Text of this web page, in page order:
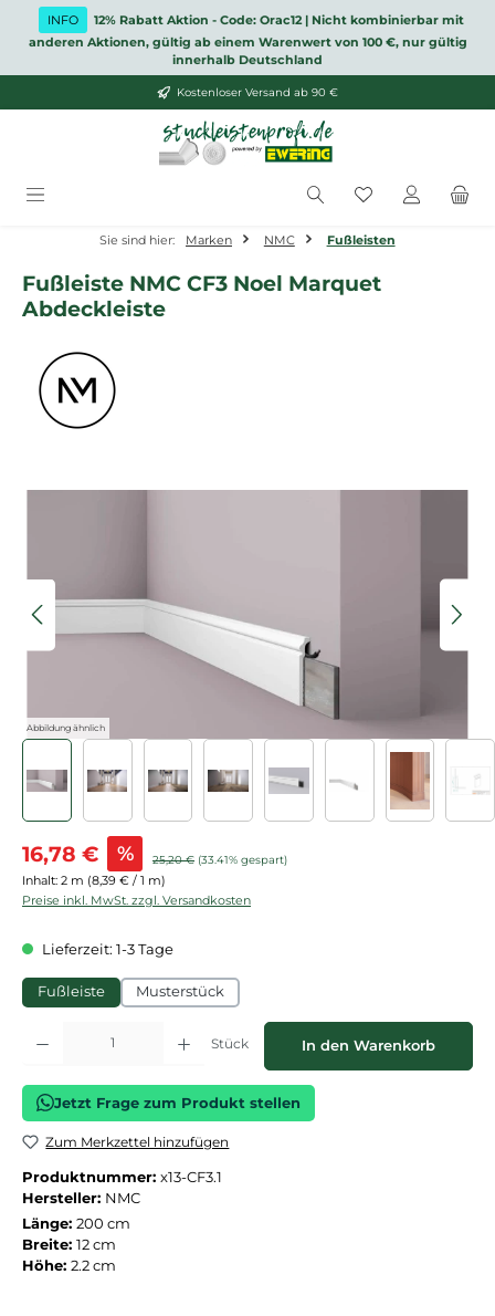
Zum Hauptinhalt springen
INFO
12% Rabatt Aktion - Code: Orac12 | Nicht kombinierbar mit
anderen Aktionen, gültig ab einem Warenwert von 100 €, nur gültig
innerhalb Deutschland
Kostenloser Versand ab 90 €
Du hast 0
Sie sind hier: Marken NMC Fußleisten
Fußleiste NMC CF3 Noel Marquet
Abdeckleiste
Abbildung ähnlich
Verkaufspreis:
16,78 € % Regulärer Preis:
25,20 € (33.41% gespart)
Inhalt: 2 m (8,39 € / 1 m)
Preise inkl. MwSt. zzgl. Versandkosten
Lieferzeit: 1-3 Tage
Fußleiste Musterstück
Produkt Anzahl: Gib den gewünschten Wert ein oder benutze die
Stück In den Warenkorb
Jetzt Frage zum Produkt stellen
Zum Merkzettel hinzufügen
Produktnummer: x13-CF3.1
Hersteller: NMC
Länge: 200 cm
Breite: 12 cm
Höhe: 2.2 cm